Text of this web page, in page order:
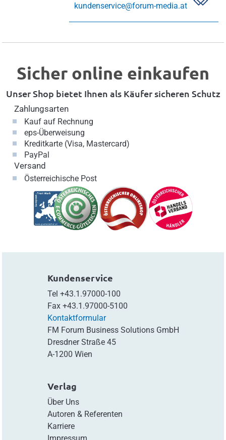
kundenservice@forum-media.at
Sicher online einkaufen
Unser Shop bietet Ihnen als Käufer sicheren Schutz
Zahlungsarten
Kauf auf Rechnung
eps-Überweisung
Kreditkarte (Visa, Mastercard)
PayPal
Versand
Österreichische Post
Kundenservice
Tel +43.1.97000-100
Fax +43.1.97000-5100
Kontaktformular
FM Forum Business Solutions GmbH
Dresdner Straße 45
A-1200 Wien
Verlag
Über Uns
Autoren & Referenten
Karriere